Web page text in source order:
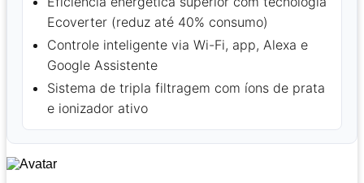
Ecoverter (reduz até 40% consumo)
Controle inteligente via Wi-Fi, app, Alexa e
Google Assistente
Sistema de tripla filtragem com íons de prata
e ionizador ativo